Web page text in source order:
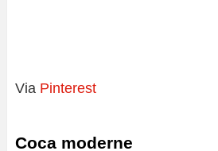
Via Pinterest
Coca moderne